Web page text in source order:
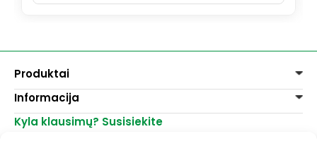
Produktai
Dažai
Dekoravimui
Lakai, skiedikliai
Informacija
Pirkimo taisyklės
Kyla klausimų? Susisiekite